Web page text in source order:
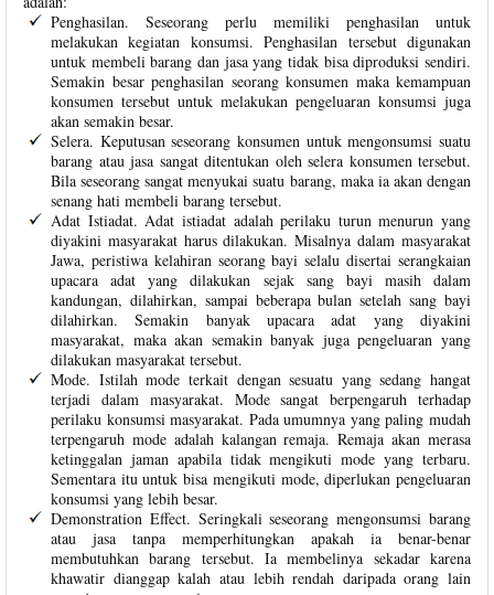
Penghasilan. Seseorang perlu memiliki penghasilan untuk
melakukan kegiatan konsumsi. Penghasilan tersebut digunakan
untuk membeli barang dan jasa yang tidak bisa diproduksi sendiri.
Semakin besar penghasilan seorang konsumen maka kemampuan
konsumen tersebut untuk melakukan pengeluaran konsumsi juga
akan semakin besar.
Selera. Keputusan seseorang konsumen untuk mengonsumsi suatu
barang atau jasa sangat ditentukan oleh selera konsumen tersebut.
Bila seseorang sangat menyukai suatu barang, maka ia akan dengan
senang hati membeli barang tersebut.
Adat Istiadat. Adat istiadat adalah perilaku turun menurun yang
diyakini masyarakat harus dilakukan. Misalnya dalam masyarakat
Jawa, peristiwa kelahiran seorang bayi selalu disertai serangkaian
upacara adat yang dilakukan sejak sang bayi masih dalam
kandungan, dilahirkan, sampai beberapa bulan setelah sang bayi
dilahirkan. Semakin banyak upacara adat yang diyakini
masyarakat, maka akan semakin banyak juga pengeluaran yang
dilakukan masyarakat tersebut.
Mode. Istilah mode terkait dengan sesuatu yang sedang hangat
terjadi dalam masyarakat. Mode sangat berpengaruh terhadap
perilaku konsumsi masyarakat. Pada umumnya yang paling mudah
terpengaruh mode adalah kalangan remaja. Remaja akan merasa
ketinggalan jaman apabila tidak mengikuti mode yang terbaru.
Sementara itu untuk bisa mengikuti mode, diperlukan pengeluaran
konsumsi yang lebih besar.
Demonstration Effect. Seringkali seseorang mengonsumsi barang
atau jasa tanpa memperhitungkan apakah ia benar-benar
membutuhkan barang tersebut. Ia membelinya sekadar karena
khawatir dianggap kalah atau lebih rendah daripada orang lain